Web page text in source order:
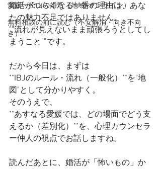
愛媛・松山の婚活（地域×オンライン）
無料相談の前に読む（不安解消・向き不向
き）
婚活がつらくなる一番の理由は、あな
たの魅力不足ではありません。
””流れが見えないまま頑張ろうとしてし
まうこと””です。
だから今日は、まずは
**IBJのルール・流れ（一般化）**を“地
図”として分かりやすく。
そのうえで、
**あすなる愛媛では、どの場面でどう支
えるか（差別化）**を、心理カウンセラ
ー仲人の視点でお話しますね。
読んだあとに、婚活が「怖いもの」か